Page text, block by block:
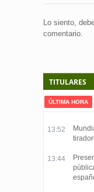
Lo siento,
comentario.
TITULARES
ÚLTIMA HORA
13:52
13:44